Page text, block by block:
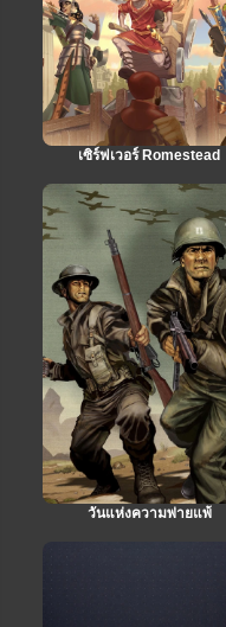
เซิร์ฟเวอร์ Romestead
วันแห่งความพ่ายแพ้